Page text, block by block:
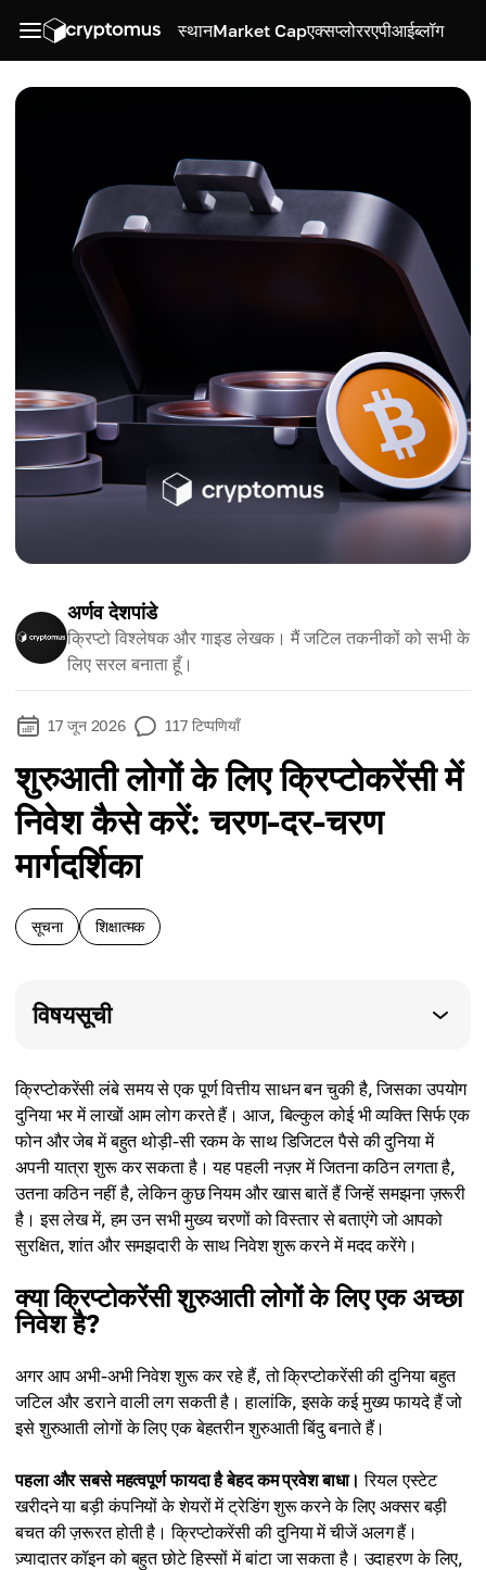
स्थानMarket Capएक्सप्लोररएपीआईब्लॉग
अर्णव देशपांडे
क्रिप्टो विश्लेषक और गाइड लेखक। मैं जटिल तकनीकों को सभी के
लिए सरल बनाता हूँ।
17 जून 2026 117 टिप्पणियाँ
शुरुआती लोगों के लिए क्रिप्टोकरेंसी में
निवेश कैसे करें: चरण-दर-चरण
मार्गदर्शिका
सूचना शिक्षात्मक
विषयसूची
क्रिप्टोकरेंसी लंबे समय से एक पूर्ण वित्तीय साधन बन चुकी है, जिसका उपयोग
दुनिया भर में लाखों आम लोग करते हैं। आज, बिल्कुल कोई भी व्यक्ति सिर्फ एक
फोन और जेब में बहुत थोड़ी-सी रकम के साथ डिजिटल पैसे की दुनिया में
अपनी यात्रा शुरू कर सकता है। यह पहली नज़र में जितना कठिन लगता है,
उतना कठिन नहीं है, लेकिन कुछ नियम और खास बातें हैं जिन्हें समझना ज़रूरी
है। इस लेख में, हम उन सभी मुख्य चरणों को विस्तार से बताएंगे जो आपको
सुरक्षित, शांत और समझदारी के साथ निवेश शुरू करने में मदद करेंगे।
क्या क्रिप्टोकरेंसी शुरुआती लोगों के लिए एक अच्छा
निवेश है?
अगर आप अभी-अभी निवेश शुरू कर रहे हैं, तो क्रिप्टोकरेंसी की दुनिया बहुत
जटिल और डराने वाली लग सकती है। हालांकि, इसके कई मुख्य फायदे हैं जो
इसे शुरुआती लोगों के लिए एक बेहतरीन शुरुआती बिंदु बनाते हैं।
पहला और सबसे महत्वपूर्ण फायदा है बेहद कम प्रवेश बाधा। रियल एस्टेट
खरीदने या बड़ी कंपनियों के शेयरों में ट्रेडिंग शुरू करने के लिए अक्सर बड़ी
बचत की ज़रूरत होती है। क्रिप्टोकरेंसी की दुनिया में चीजें अलग हैं।
ज़्यादातर कॉइन को बहुत छोटे हिस्सों में बांटा जा सकता है। उदाहरण के लिए,